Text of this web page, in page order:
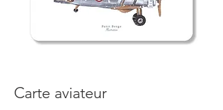
Carte aviateur